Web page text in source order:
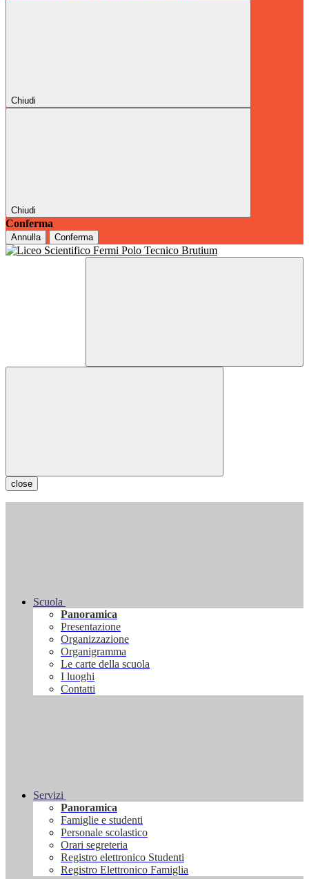
Chiudi
Chiudi
Conferma
Annulla Conferma
close
Scuola
Panoramica
Presentazione
Organizzazione
Organigramma
Le carte della scuola
I luoghi
Contatti
Servizi
Panoramica
Famiglie e studenti
Personale scolastico
Orari segreteria
Registro elettronico Studenti
Registro Elettronico Famiglia